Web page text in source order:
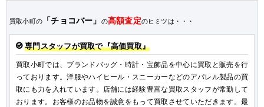
買取小町の 「チョコバー」 の高額査定のヒミツは・・・
専門スタッフが買取で『高価買取』
買取小町では、ブランドバッグ・時計・宝飾品を中心に買取と販売を行
っております。洋服やハイヒール・スニーカーなどのアパレル製品の買
取にも力を入れています。店舗には経験豊富な買取スタッフが常勤して
おります。お客様のお品物を誠意をもって買取させていただきます。最